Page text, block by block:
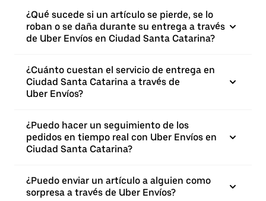
¿Qué sucede si un artículo se pierde, se lo
roban o se daña durante su entrega a través
de Uber Envíos en Ciudad Santa Catarina?
¿Cuánto cuestan el servicio de entrega en
Ciudad Santa Catarina a través de
Uber Envíos?
¿Puedo hacer un seguimiento de los
pedidos en tiempo real con Uber Envíos en
Ciudad Santa Catarina?
¿Puedo enviar un artículo a alguien como
sorpresa a través de Uber Envíos?